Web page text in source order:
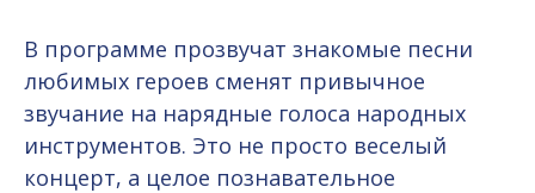
В программе прозвучат знакомые песни
любимых героев сменят привычное
звучание на нарядные голоса народных
инструментов. Это не просто веселый
концерт, а целое познавательное